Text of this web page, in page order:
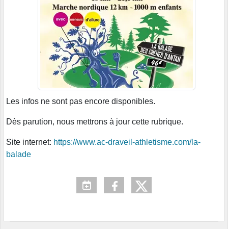
Les infos ne sont pas encore disponibles.
Dès parution, nous mettrons à jour cette rubrique.
Site internet: https://www.ac-draveil-athletisme.com/la-
balade